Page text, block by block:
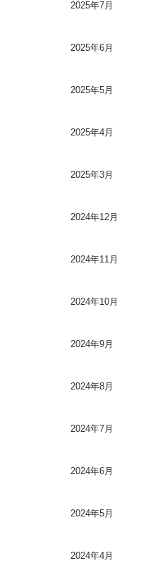
2025年7月
2025年6月
2025年5月
2025年4月
2025年3月
2024年12月
2024年11月
2024年10月
2024年9月
2024年8月
2024年7月
2024年6月
2024年5月
2024年4月